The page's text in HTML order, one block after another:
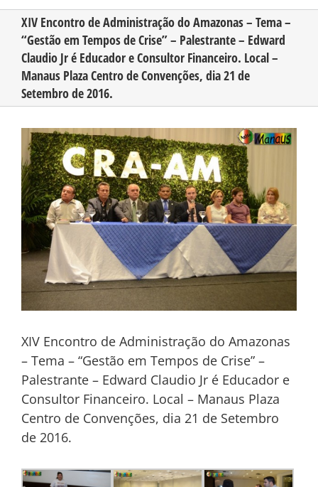
CONHEÇA O AMAZONAS
PUBLICIDADE
CONTATO
XIV Encontro de Administração do Amazonas – Tema –
“Gestão em Tempos de Crise” – Palestrante – Edward
Claudio Jr é Educador e Consultor Financeiro. Local –
Manaus Plaza Centro de Convenções, dia 21 de
Setembro de 2016.
View
Larger
Image
XIV Encontro de Administração do Amazonas
– Tema – “Gestão em Tempos de Crise” –
Palestrante – Edward Claudio Jr é Educador e
Consultor Financeiro. Local – Manaus Plaza
Centro de Convenções, dia 21 de Setembro
de 2016.